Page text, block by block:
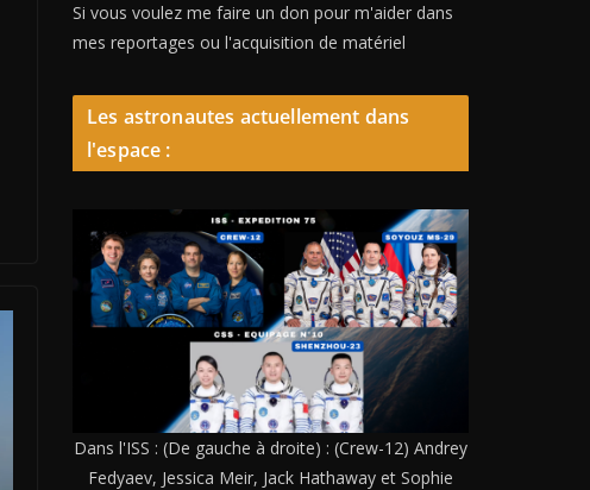
Si vous voulez me faire un don pour m'aider dans
mes reportages ou l'acquisition de matériel
Les astronautes actuellement dans
l'espace :
Dans l'ISS : (De gauche à droite) : (Crew-12) Andrey
Fedyaev, Jessica Meir, Jack Hathaway et Sophie